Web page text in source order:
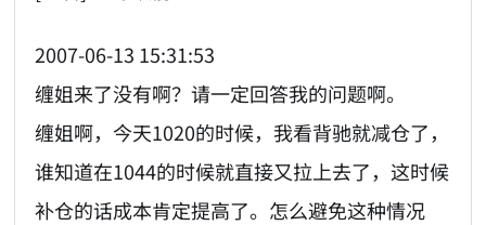
2007-06-13 15:31:53
缠姐来了没有啊？请一定回答我的问题啊。
缠姐啊，今天1020的时候，我看背驰就减仓了，
谁知道在1044的时候就直接又拉上去了，这时候
补仓的话成本肯定提高了。怎么避免这种情况